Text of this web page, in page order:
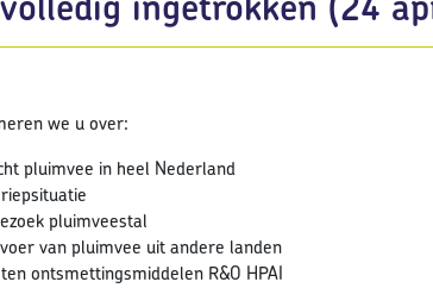
we u over:
pluimvee in heel Nederland
pluimveestal
van pluimvee uit andere landen
ontsmettingsmiddelen R&O HPAI